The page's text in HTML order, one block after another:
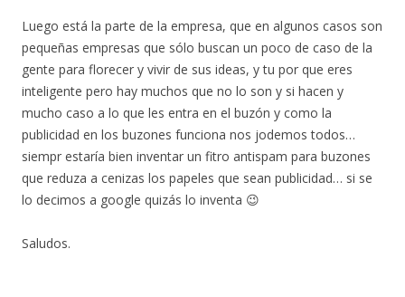
Luego está la parte de la empresa, que en algunos casos son
pequeñas empresas que sólo buscan un poco de caso de la
gente para florecer y vivir de sus ideas, y tu por que eres
inteligente pero hay muchos que no lo son y si hacen y
mucho caso a lo que les entra en el buzón y como la
publicidad en los buzones funciona nos jodemos todos…
siempr estaría bien inventar un fitro antispam para buzones
que reduza a cenizas los papeles que sean publicidad… si se
lo decimos a google quizás lo inventa 😉
Saludos.